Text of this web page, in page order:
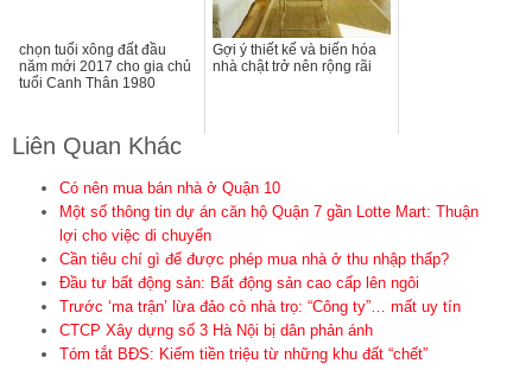
chọn tuổi xông đất đầu
năm mới 2017 cho gia chủ
tuổi Canh Thân 1980
Gợi ý thiết kế và biến hóa
nhà chật trở nên rộng rãi
Liên Quan Khác
Có nên mua bán nhà ở Quận 10
Một số thông tin dự án căn hộ Quận 7 gần Lotte Mart: Thuận
lợi cho việc di chuyển
Cần tiêu chí gì để được phép mua nhà ở thu nhập thấp?
Đầu tư bất động sản: Bất động sản cao cấp lên ngôi
Trước ‘ma trận’ lừa đảo cò nhà trọ: “Công ty”… mất uy tín
CTCP Xây dựng số 3 Hà Nội bị dân phản ánh
Tóm tắt BĐS: Kiếm tiền triệu từ những khu đất “chết”